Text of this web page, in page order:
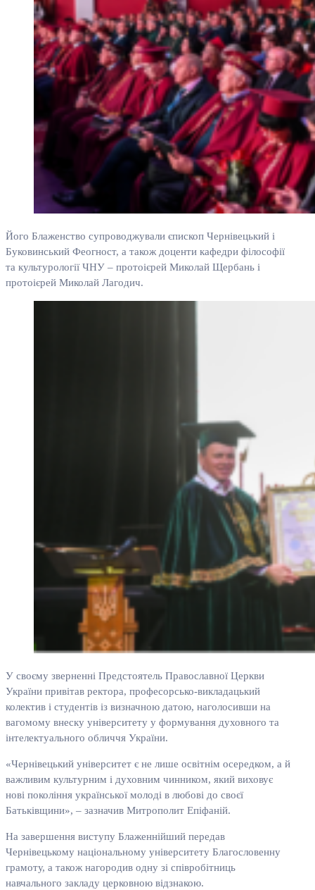
Його Блаженство супроводжували єпископ Чернівецький і
Буковинський Феогност, а також доценти кафедри філософії
та культурології ЧНУ – протоієрей Миколай Щербань і
протоієрей Миколай Лагодич.
У своєму зверненні Предстоятель Православної Церкви
України привітав ректора, професорсько-викладацький
колектив і студентів із визначною датою, наголосивши на
вагомому внеску університету у формування духовного та
інтелектуального обличчя України.
«Чернівецький університет є не лише освітнім осередком, а й
важливим культурним і духовним чинником, який виховує
нові покоління української молоді в любові до своєї
Батьківщини», – зазначив Митрополит Епіфаній.
На завершення виступу Блаженнійший передав
Чернівецькому національному університету Благословенну
грамоту, а також нагородив одну зі співробітниць
навчального закладу церковною відзнакою.